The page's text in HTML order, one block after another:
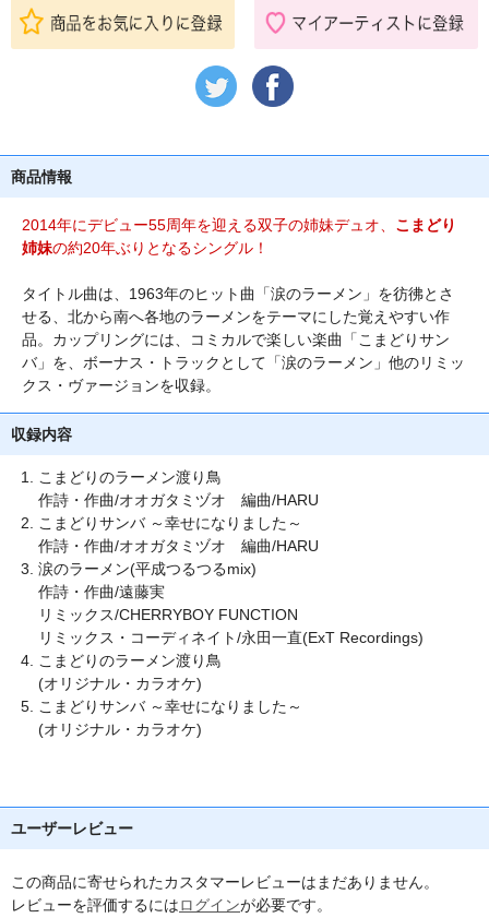
商品情報
2014年にデビュー55周年を迎える双子の姉妹デュオ、 こまどり
姉妹の約20年ぶりとなるシングル！
タイトル曲は、1963年のヒット曲「涙のラーメン」を彷彿とさ
せる、北から南へ各地のラーメンをテーマにした覚えやすい作
品。カップリングには、コミカルで楽しい楽曲「こまどりサン
バ」を、ボーナス・トラックとして「涙のラーメン」他のリミッ
クス・ヴァージョンを収録。
収録内容
こまどりのラーメン渡り鳥
作詩・作曲/オオガタミヅオ 編曲/HARU
こまどりサンバ ～幸せになりました～
作詩・作曲/オオガタミヅオ 編曲/HARU
涙のラーメン(平成つるつるmix)
作詩・作曲/遠藤実
リミックス/CHERRYBOY FUNCTION
リミックス・コーディネイト/永田一直(ExT Recordings)
こまどりのラーメン渡り鳥
(オリジナル・カラオケ)
こまどりサンバ ～幸せになりました～
(オリジナル・カラオケ)
ユーザーレビュー
この商品に寄せられたカスタマーレビューはまだありません。
レビューを評価するにはログインが必要です。